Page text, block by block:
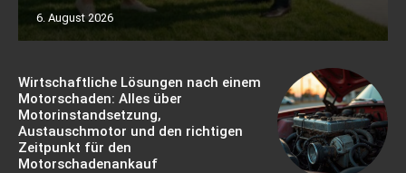
6. August 2026
Wirtschaftliche Lösungen nach einem
Motorschaden: Alles über
Motorinstandsetzung,
Austauschmotor und den richtigen
Zeitpunkt für den
Motorschadenankauf